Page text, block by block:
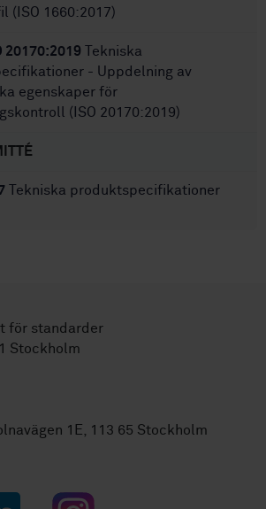
(ISO 1660:2017)
20170:2019 Tekniska
- Uppdelning av
egenskaper för
(ISO 20170:2019)
Tekniska produktspecifikationer
för standarder
Stockholm
1E, 113 65 Stockholm
Instagram